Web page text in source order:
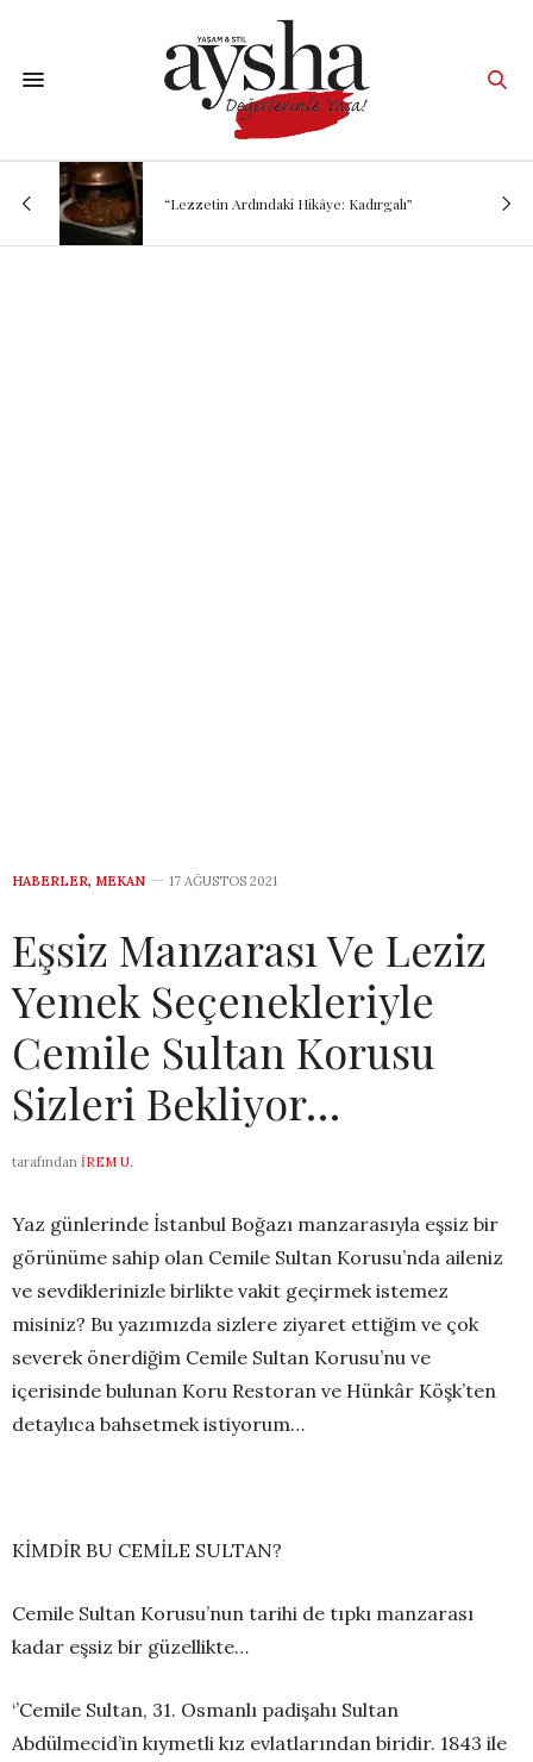
“Lezzetin Ardındaki Hikâye: Kadırgalı”
HABERLER, MEKAN 17 AĞUSTOS 2021
Eşsiz Manzarası Ve Leziz
Yemek Seçenekleriyle
Cemile Sultan Korusu
Sizleri Bekliyor…
tarafından İREM U.
Yaz günlerinde İstanbul Boğazı manzarasıyla eşsiz bir
görünüme sahip olan Cemile Sultan Korusu’nda aileniz
ve sevdiklerinizle birlikte vakit geçirmek istemez
misiniz? Bu yazımızda sizlere ziyaret ettiğim ve çok
severek önerdiğim Cemile Sultan Korusu’nu ve
içerisinde bulunan Koru Restoran ve Hünkâr Köşk’ten
detaylıca bahsetmek istiyorum…
KİMDİR BU CEMİLE SULTAN?
Cemile Sultan Korusu’nun tarihi de tıpkı manzarası
kadar eşsiz bir güzellikte…
‘’Cemile Sultan, 31. Osmanlı padişahı Sultan
Abdülmecid’in kıymetli kız evlatlarından biridir. 1843 ile